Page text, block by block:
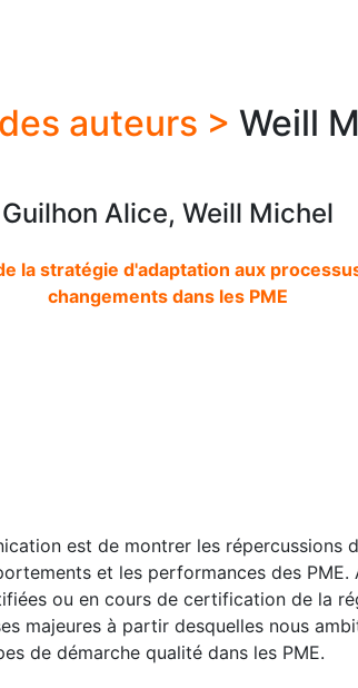
auteurs >Weill
Guilhon Alice, Weill Michel
la stratégie d'adaptation aux
changements dans les PME
est de montrer les répercussions
et les performances des
ou en cours de certification de la
majeures à partir desquelles nous
de démarche qualité dans les PME.